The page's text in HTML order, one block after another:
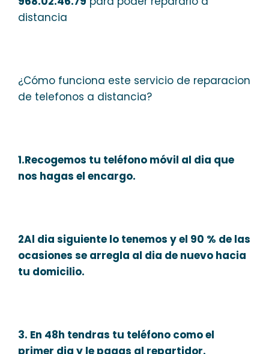
distancia
¿Cómo funciona este servicio de reparacion
de telefonos a distancia?
1.Recogemos tu teléfono móvil al dia que
nos hagas el encargo.
2Al dia siguiente lo tenemos y el 90 % de las
ocasiones se arregla al dia de nuevo hacia
tu domicilio.
3. En 48h tendras tu teléfono como el
primer dia y le pagas al repartidor.